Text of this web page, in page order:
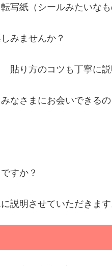
写紙（シールみたいな
みませんか？
貼り方のコツも丁寧に
なさまにお会いできる
すか？
説明させていただきます